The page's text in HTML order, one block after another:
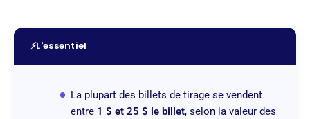
⚡L'essentiel
La plupart des billets de tirage se vendent
entre 1 $ et 25 $ le billet, selon la valeur des